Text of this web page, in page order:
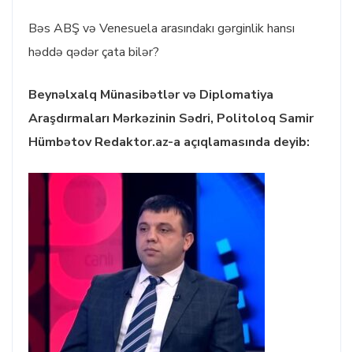
Bəs ABŞ və Venesuela arasındakı gərginlik hansı
həddə qədər çata bilər?
Beynəlxalq Münasibətlər və Diplomatiya
Araşdırmaları Mərkəzinin Sədri, Politoloq Samir
Hümbətov Redaktor.az-a açıqlamasında deyib: